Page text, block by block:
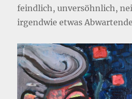
feindlich, unversöhnlich,
irgendwie etwas